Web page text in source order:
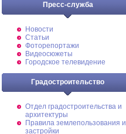
Пресс-служба
Новости
Статьи
Фоторепортажи
Видеосюжеты
Городское телевидение
Градостроительство
Отдел градостроительства и
архитектуры
Правила землепользования и
застройки